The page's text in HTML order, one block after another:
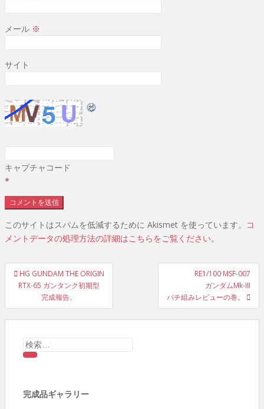
メール ※
サイト
キャプチャコード
*
このサイトはスパムを低減するために Akismet を使っています。 コ
メントデータの処理方法の詳細はこちらをご覧ください。
投
ナ
HG GUNDAM THE ORIGIN
RTX-65 ガンタンク初期型
完成報告。
RE1/100 MSF-007
ガンダムMk-III
パチ組みレビューの巻。
検
索:
完成品ギャラリー